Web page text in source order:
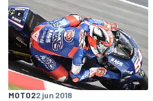
MOTO22 jun 2018